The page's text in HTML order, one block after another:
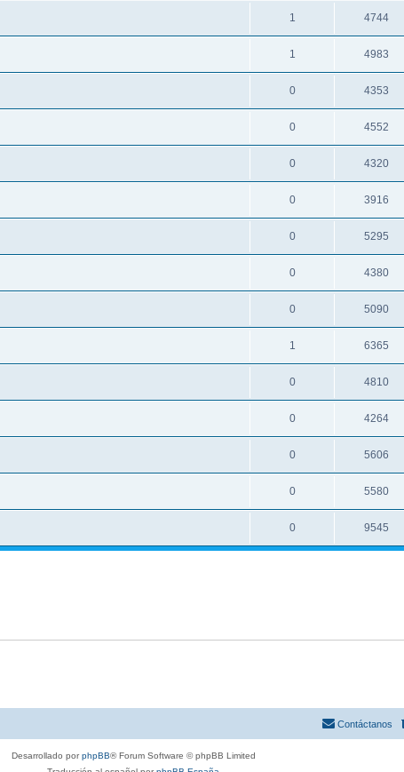
1 4744
1 4983
0 4353
0 4552
0 4320
0 3916
0 5295
0 4380
0 5090
1 6365
0 4810
0 4264
0 5606
0 5580
0 9545
Contáctanos
Desarrollado porphpBB® Forum Software © phpBB Limited